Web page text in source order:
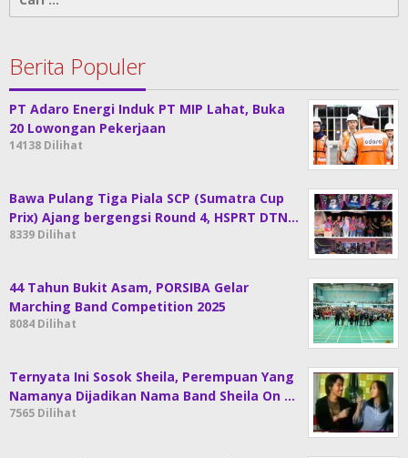
untuk:
Berita Populer
PT Adaro Energi Induk PT MIP Lahat, Buka
20 Lowongan Pekerjaan
14138 Dilihat
Bawa Pulang Tiga Piala SCP (Sumatra Cup
Prix) Ajang bergengsi Round 4, HSPRT DTN…
8339 Dilihat
44 Tahun Bukit Asam, PORSIBA Gelar
Marching Band Competition 2025
8084 Dilihat
Ternyata Ini Sosok Sheila, Perempuan Yang
Namanya Dijadikan Nama Band Sheila On …
7565 Dilihat